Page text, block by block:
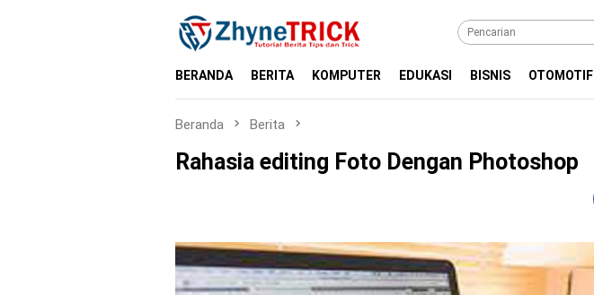
BERANDA BERITA KOMPUTER EDUKASI BISNIS OTOMOTIF
Beranda Berita
Rahasia editing Foto Dengan Photoshop